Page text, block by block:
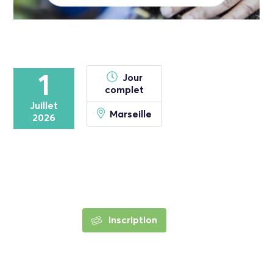
1
Juillet
2026
Jour
complet
Marseille
Inscription